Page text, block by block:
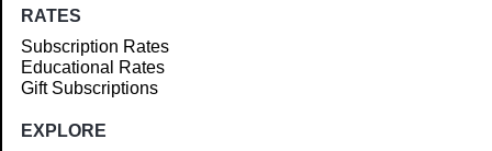
RATES
Subscription Rates
Educational Rates
Gift Subscriptions
EXPLORE